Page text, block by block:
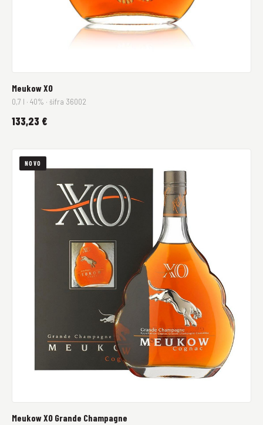
Meukow XO
0,7 l · 40% · šifra 36002
133,23 €
NOVO
Meukow XO Grande Champagne